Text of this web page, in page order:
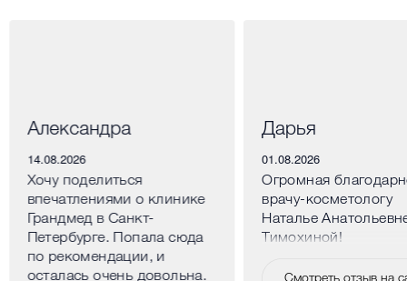
Александра
14.08.2026
Хочу поделиться
впечатлениями о клинике
Грандмед в Санкт-
Петербурге. Попала сюда
по рекомендации, и
осталась очень довольна.
Дарья
01.08.2026
Огромная
врачу-косметологу
Наталье
Тимохиной!